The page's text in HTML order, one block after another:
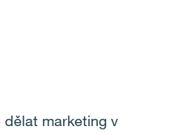
dělat marketing v